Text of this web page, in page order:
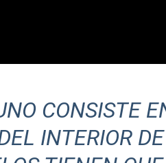
CONSISTE
INTERIOR DE